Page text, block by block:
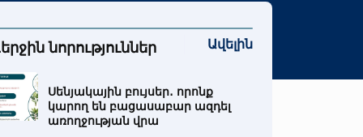
նորություններ Ավելին
Սենյակային բույսեր․ որոնք
կարող են բացասաբար ազդել
առողջության վրա